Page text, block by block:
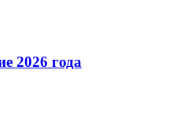
2026 года